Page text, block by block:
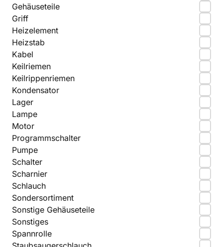
Gehäuseteile
Griff
Heizelement
Heizstab
Kabel
Keilriemen
Keilrippenriemen
Kondensator
Lager
Lampe
Motor
Programmschalter
Pumpe
Schalter
Scharnier
Schlauch
Sondersortiment
Sonstige Gehäuseteile
Sonstiges
Spannrolle